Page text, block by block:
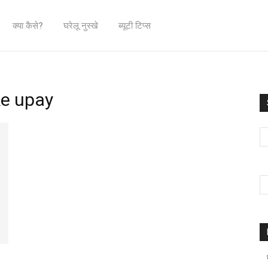
क्या कैसे? घरेलू नुस्खे ब्यूटी टिप्स
upay